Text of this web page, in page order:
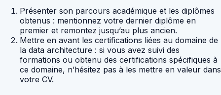
Présenter son parcours académique et les diplômes
obtenus : mentionnez votre dernier diplôme en
premier et remontez jusqu’au plus ancien.
Mettre en avant les certifications liées au domaine de
la data architecture : si vous avez suivi des
formations ou obtenu des certifications spécifiques à
ce domaine, n’hésitez pas à les mettre en valeur dans
votre CV.